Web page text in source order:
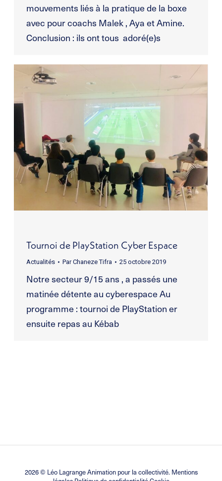
mouvements liés à la pratique de la boxe
avec pour coachs Malek , Aya et Amine.
Conclusion : ils ont tous adoré(e)s
Tournoi de PlayStation Cyber Espace
Actualités ParChaneze Tifra 25 octobre 2019
Notre secteur 9/15 ans , a passés une
matinée détente au cyberespace Au
programme : tournoi de PlayStation er
ensuite repas au Kébab
2026 © Léo Lagrange Animationpour la collectivité. Mentions